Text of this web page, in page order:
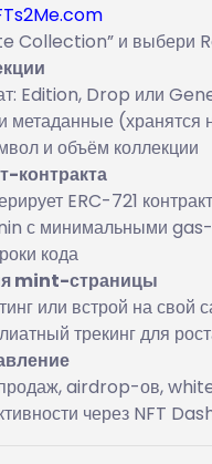
Collection” и выбери
Edition, Drop или
метаданные (хранятся
и объём коллекции
контракта
ERC-721 контракт
с минимальными
кода
mint-страницы
или встрой на свой
трекинг для
продаж, airdrop-ов,
через NFT